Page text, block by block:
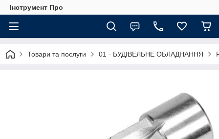
Інструмент Про
Товари та послуги 01 - БУДІВЕЛЬНЕ ОБЛАДНАННЯ